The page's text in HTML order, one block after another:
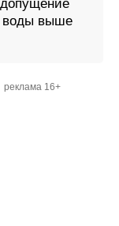
воды выше
реклама 16+